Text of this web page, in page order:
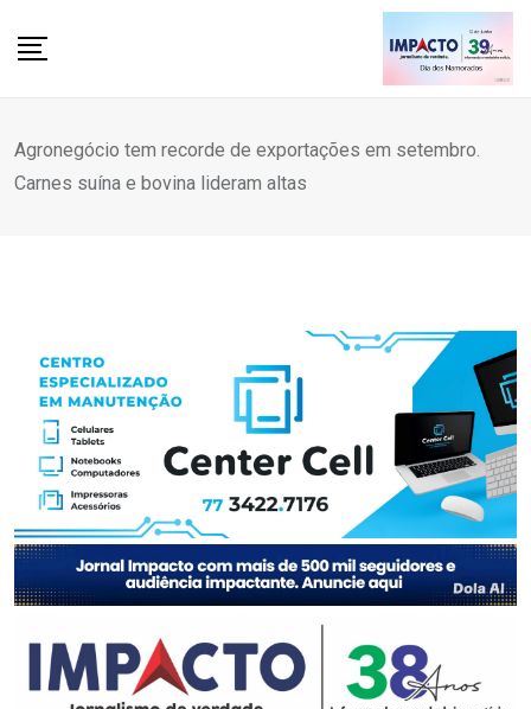
Agronegócio tem recorde de exportações em setembro.
Carnes suína e bovina lideram altas